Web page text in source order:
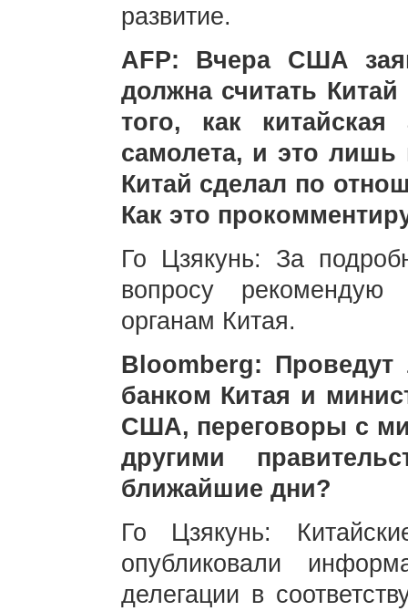
развитие.
AFP: Вчера США
должна считать
того, как
самолета, и это
Китай сделал по
Как это
Го Цзякунь: За
вопросу рекомендую
органам Китая.
Bloomberg:
банком Китая и
США, переговоры с
другими
ближайшие дни?
Го Цзякунь:
опубликовали
делегации в